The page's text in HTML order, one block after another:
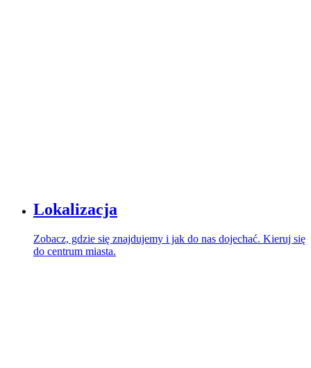
Lokalizacja
Zobacz, gdzie się znajdujemy i jak do nas dojechać. Kieruj się
do centrum miasta.